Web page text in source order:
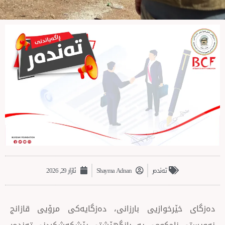
Shayma Adnan ئازار 29, 2026
بارزانی، دەزگایەکی مرۆیی قازانج